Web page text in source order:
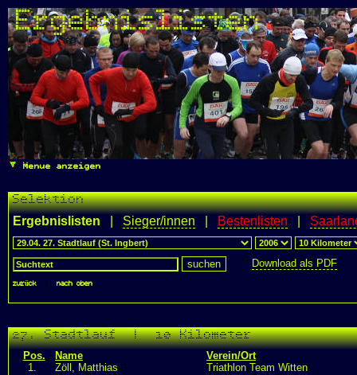
Ergebnislisten
Menue anzeigen
Selektion
Ergebnislisten Sieger/innen Bestenlisten
Download als PDF
zurück nach oben
27. Stadtlauf | 10 Kilometer
Pos. Name
Verein/Ort
1.
Zöll, Matthias
Triathlon Team Witten